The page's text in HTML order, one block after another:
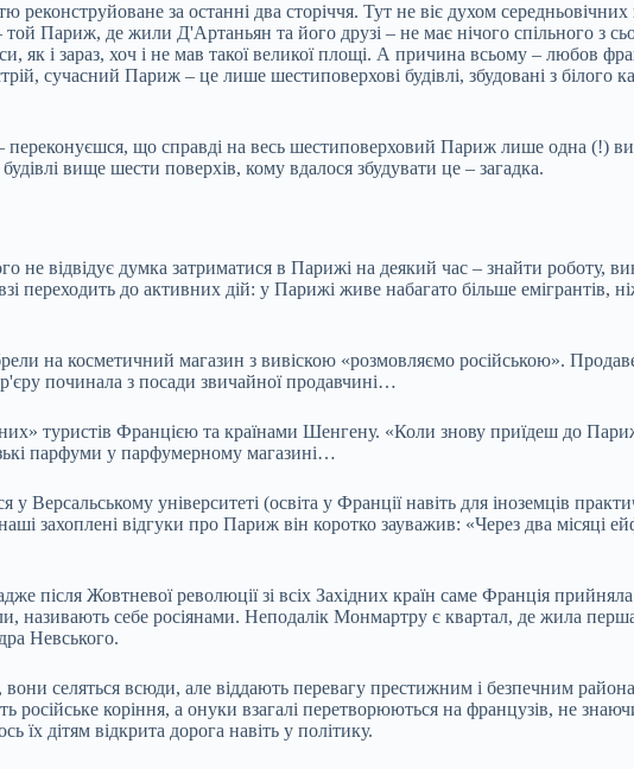
за останні два сторіччя. Тут не віє духом середньовічних
Париж, де жили Д'Артаньян та його друзі – не має нічого спільного з
і зараз, хоч і не мав такої великої площі. А причина всьому – любов
сучасний Париж – це лише шестиповерхові будівлі, збудовані з білого
переконуєшся, що справді на весь шестиповерховий Париж лише одна (!)
вище шести поверхів, кому вдалося збудувати це – загадка.
не відвідує думка затриматися в Парижі на деякий час – знайти роботу,
переходить до активних дій: у Парижі живе набагато більше емігрантів,
на косметичний магазин з вивіскою «розмовляємо російською».
починала з посади звичайної продавчині…
туристів Францією та країнами Шенгену. «Коли знову приїдеш до
парфуми у парфумерному магазині…
університеті (освіта у Франції навіть для іноземців
захоплені відгуки про Париж він коротко зауважив: «Через два місяці
після Жовтневої революції зі всіх Західних країн саме Франція
називають себе росіянами. Неподалік Монмартру є квартал, де жила перша
Невського.
селяться всюди, але віддають перевагу престижним і безпечним
коріння, а онуки взагалі перетворюються на французів, не
дітям відкрита дорога навіть у політику.